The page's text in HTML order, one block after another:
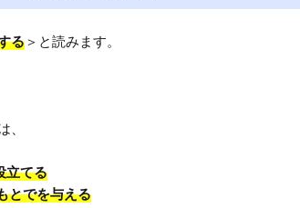
る＞と読みます。
立てる